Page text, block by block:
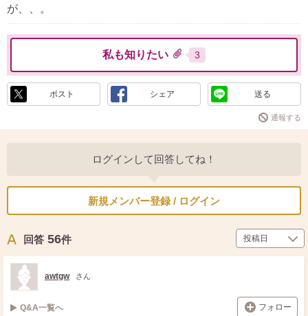
が、、。
私も知りたい 3
ポスト シェア 送る
通報する
ログインして回答してね！
新規メンバー登録 / ログイン
回答 56件
awtgw さん
Q&A一覧へ フォロー